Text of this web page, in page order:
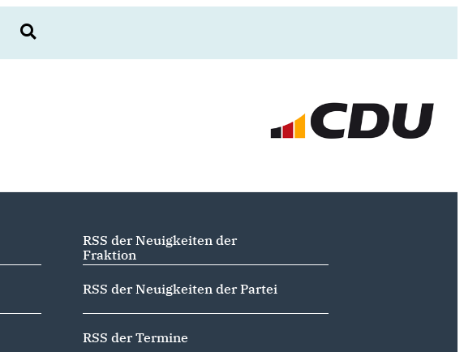
RSS der Neuigkeiten der
Fraktion
RSS der Neuigkeiten der Partei
RSS der Termine